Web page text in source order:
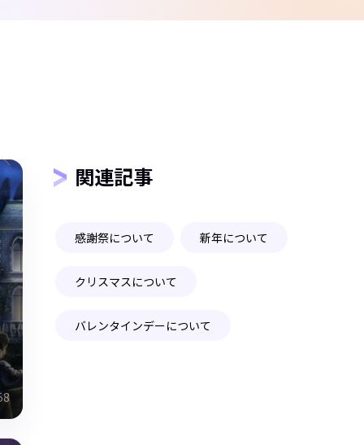
関連記事
感謝祭について 新年について
クリスマスについて
バレンタインデーについて